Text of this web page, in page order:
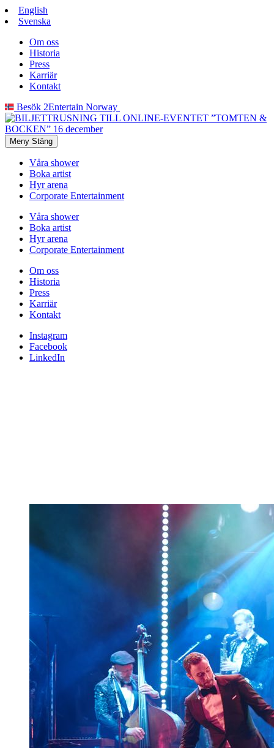
English
Svenska
Om oss
Historia
Press
Karriär
Kontakt
Besök 2Entertain Norway
Meny Stäng
Våra shower
Boka artist
Hyr arena
Corporate Entertainment
Våra shower
Boka artist
Hyr arena
Corporate Entertainment
Om oss
Historia
Press
Karriär
Kontakt
Instagram
Facebook
LinkedIn